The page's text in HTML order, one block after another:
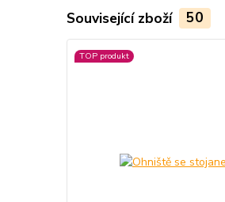
Související zboží 50
TOP produkt